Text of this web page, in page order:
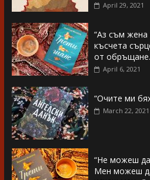
April 29, 2021
“Аз съм жена
късчета
от
April 6, 2021
“Очите ми
March 22, 2021
“Не можеш
Мен можеш